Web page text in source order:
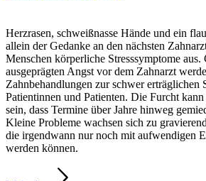
Herzrasen, schweißnasse Hände und ein
allein der Gedanke an den nächsten
Menschen körperliche Stresssymptome aus.
ausgeprägten Angst vor dem Zahnarzt
Zahnbehandlungen zur schwer erträglichen
Patientinnen und Patienten. Die Furcht kann
sein, dass Termine über Jahre hinweg
Kleine Probleme wachsen sich zu
die irgendwann nur noch mit aufwendigen
werden können.